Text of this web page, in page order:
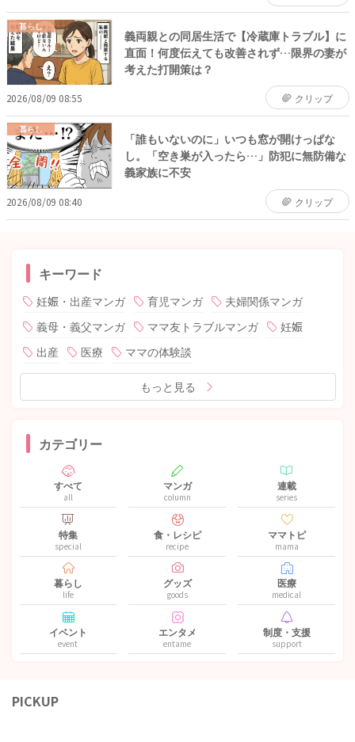
暮らし
義両親との同居生活で【冷蔵庫トラブル】に
直面！何度伝えても改善されず…限界の妻が
考えた打開策は？
2026/08/09 08:55 クリップ
暮らし
「誰もいないのに」いつも窓が開けっぱな
し。「空き巣が入ったら…」防犯に無防備な
義家族に不安
2026/08/09 08:40 クリップ
キーワード
妊娠・出産マンガ 育児マンガ
夫婦関係マンガ
義母・義父マンガ
ママ友トラブルマンガ
妊娠
出産
医療 ママの体験談
もっと見る
カテゴリー
すべて
all
マンガ
column
連載
series
特集
special
食・レシピ
recipe
ママトピ
mama
暮らし
life
グッズ
goods
医療
medical
イベント
event
エンタメ
entame
制度・支援
support
PICKUP